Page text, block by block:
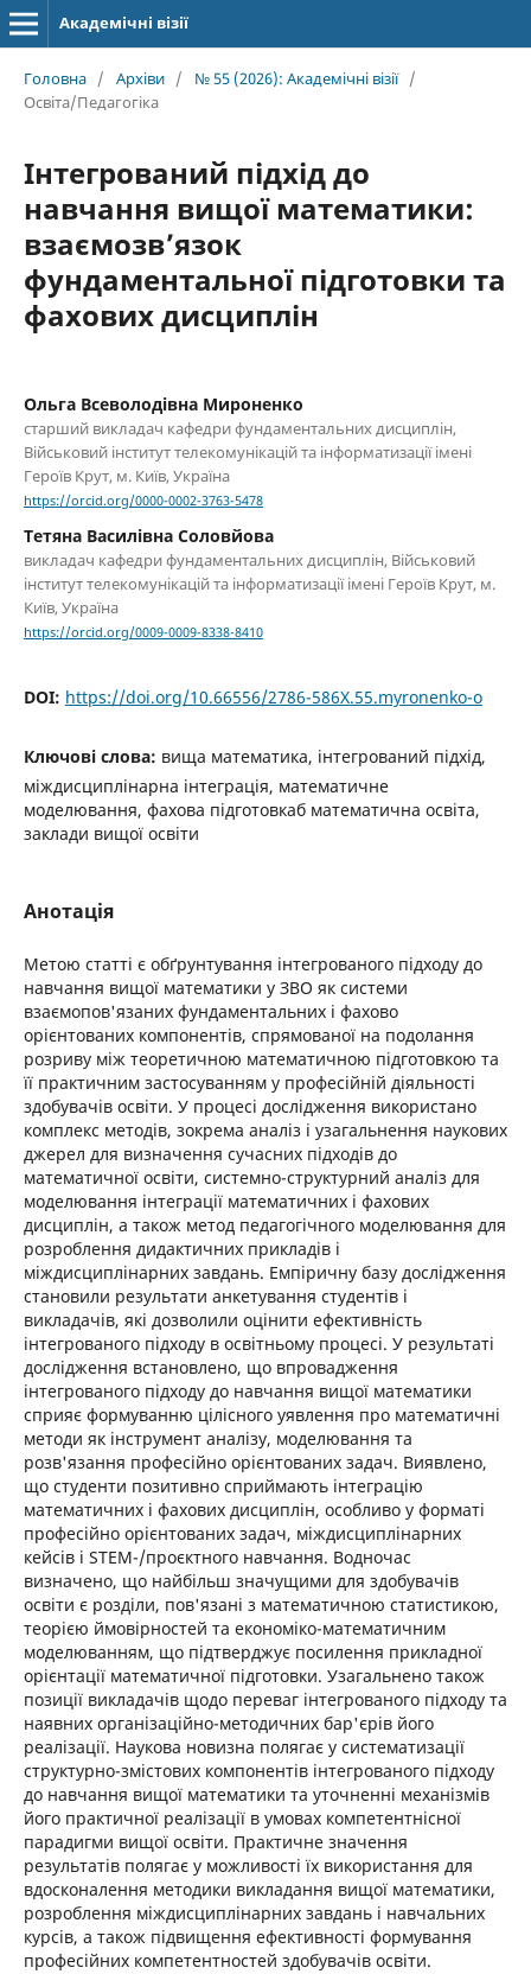
Академічні візії
Головна / Архіви / № 55 (2026): Академічні візії /
Освіта/Педагогіка
Інтегрований підхід до
навчання вищої математики:
взаємозвʼязок
фундаментальної підготовки та
фахових дисциплін
Ольга Всеволодівна Мироненко
старший викладач кафедри фундаментальних дисциплін,
Військовий інститут телекомунікацій та інформатизації імені
Героїв Крут, м. Київ, Україна
https://orcid.org/0000-0002-3763-5478
Тетяна Василівна Соловйова
викладач кафедри фундаментальних дисциплін, Військовий
інститут телекомунікацій та інформатизації імені Героїв Крут, м.
Київ, Україна
https://orcid.org/0009-0009-8338-8410
DOI: https://doi.org/10.66556/2786-586X.55.myronenko-o
Ключові слова: вища математика, інтегрований підхід,
міждисциплінарна інтеграція, математичне
моделювання, фахова підготовкаб математична освіта,
заклади вищої освіти
Анотація
Метою статті є обґрунтування інтегрованого підходу до
навчання вищої математики у ЗВО як системи
взаємопов'язаних фундаментальних і фахово
орієнтованих компонентів, спрямованої на подолання
розриву між теоретичною математичною підготовкою та
її практичним застосуванням у професійній діяльності
здобувачів освіти. У процесі дослідження використано
комплекс методів, зокрема аналіз і узагальнення наукових
джерел для визначення сучасних підходів до
математичної освіти, системно-структурний аналіз для
моделювання інтеграції математичних і фахових
дисциплін, а також метод педагогічного моделювання для
розроблення дидактичних прикладів і
міждисциплінарних завдань. Емпіричну базу дослідження
становили результати анкетування студентів і
викладачів, які дозволили оцінити ефективність
інтегрованого підходу в освітньому процесі. У результаті
дослідження встановлено, що впровадження
інтегрованого підходу до навчання вищої математики
сприяє формуванню цілісного уявлення про математичні
методи як інструмент аналізу, моделювання та
розв'язання професійно орієнтованих задач. Виявлено,
що студенти позитивно сприймають інтеграцію
математичних і фахових дисциплін, особливо у форматі
професійно орієнтованих задач, міждисциплінарних
кейсів і STEM-/проєктного навчання. Водночас
визначено, що найбільш значущими для здобувачів
освіти є розділи, пов'язані з математичною статистикою,
теорією ймовірностей та економіко-математичним
моделюванням, що підтверджує посилення прикладної
орієнтації математичної підготовки. Узагальнено також
позиції викладачів щодо переваг інтегрованого підходу та
наявних організаційно-методичних бар'єрів його
реалізації. Наукова новизна полягає у систематизації
структурно-змістових компонентів інтегрованого підходу
до навчання вищої математики та уточненні механізмів
його практичної реалізації в умовах компетентнісної
парадигми вищої освіти. Практичне значення
результатів полягає у можливості їх використання для
вдосконалення методики викладання вищої математики,
розроблення міждисциплінарних завдань і навчальних
курсів, а також підвищення ефективності формування
професійних компетентностей здобувачів освіти.